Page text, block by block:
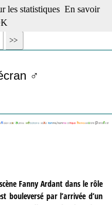
♂
Fanny Ardant dans le rôle
bouleversé par l’arrivée d’un
les statistiques En savoir